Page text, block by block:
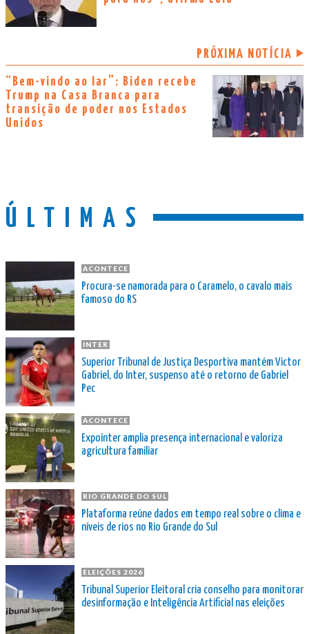
PRÓXIMA NOTÍCIA
“Bem-vindo ao lar”: Biden recebe
Trump na Casa Branca para
transição de poder nos Estados
Unidos
ÚLTIMAS
ACONTECE
Procura-se namorada para o Caramelo, o cavalo mais
famoso do RS
INTER
Superior Tribunal de Justiça Desportiva mantém Victor
Gabriel, do Inter, suspenso até o retorno de Gabriel
Pec
ACONTECE
Expointer amplia presença internacional e valoriza
agricultura familiar
RIO GRANDE DO SUL
Plataforma reúne dados em tempo real sobre o clima e
níveis de rios no Rio Grande do Sul
ELEIÇÕES 2026
Tribunal Superior Eleitoral cria conselho para monitorar
desinformação e Inteligência Artificial nas eleições